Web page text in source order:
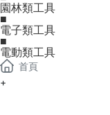
園林類工具
■
電子類工具
■
電動類工具
首頁
+